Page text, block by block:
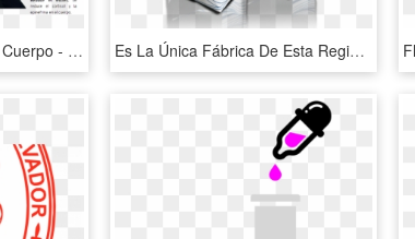
Efectos De La Risa En El Cuerpo - Efectos De La Risa, HD Png Download Es La Única Fábrica De Esta Región Especializada En - Water Bottle, HD Png Download